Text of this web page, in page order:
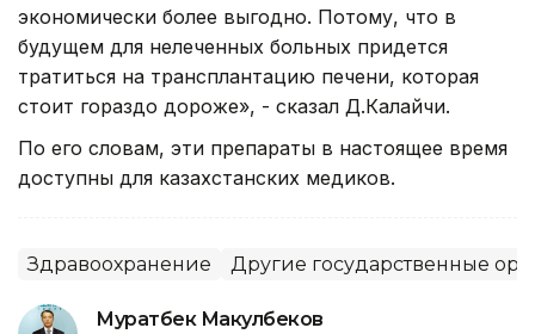
экономически более выгодно. Потому, что в
будущем для нелеченных больных придется
тратиться на трансплантацию печени, которая
стоит гораздо дороже», - сказал Д.Калайчи.
По его словам, эти препараты в настоящее время
доступны для казахстанских медиков.
Здравоохранение Другие государственные
Муратбек Макулбеков